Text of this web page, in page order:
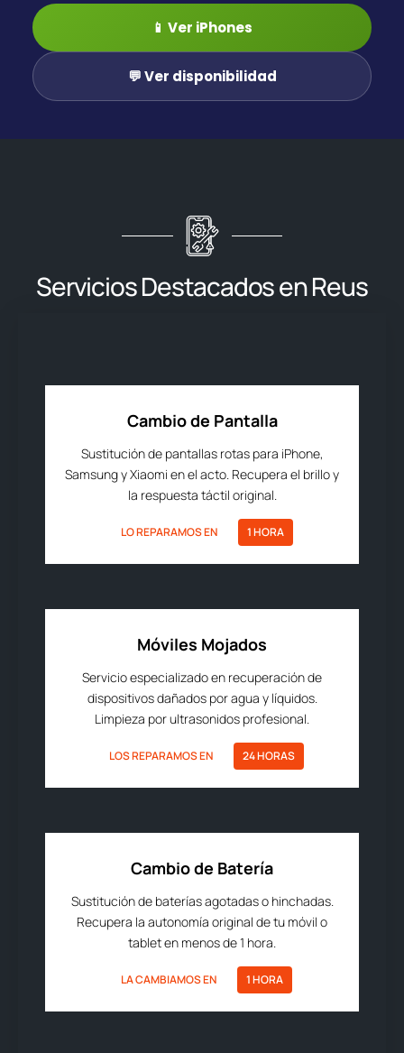
📱 Ver iPhones
💬 Ver disponibilidad
Servicios Destacados en Reus
Cambio de Pantalla
Sustitución de pantallas rotas para iPhone,
Samsung y Xiaomi en el acto. Recupera el brillo y
la respuesta táctil original.
LO REPARAMOS EN 1 HORA
Móviles Mojados
Servicio especializado en recuperación de
dispositivos dañados por agua y líquidos.
Limpieza por ultrasonidos profesional.
LOS REPARAMOS EN 24 HORAS
Cambio de Batería
Sustitución de baterías agotadas o hinchadas.
Recupera la autonomía original de tu móvil o
tablet en menos de 1 hora.
LA CAMBIAMOS EN 1 HORA